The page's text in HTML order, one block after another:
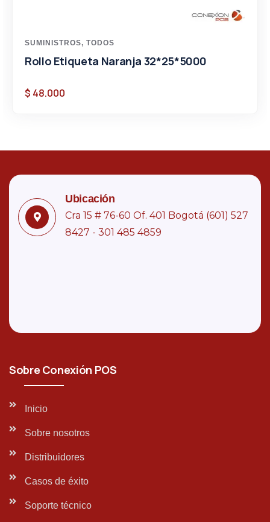
SUMINISTROS, TODOS
Rollo Etiqueta Naranja 32*25*5000
$ 48.000
Ubicación
Cra 15 # 76-60 Of. 401 Bogotá (601) 527
8427 - 301 485 4859
Sobre Conexión POS
Inicio
Sobre nosotros
Distribuidores
Casos de éxito
Soporte técnico